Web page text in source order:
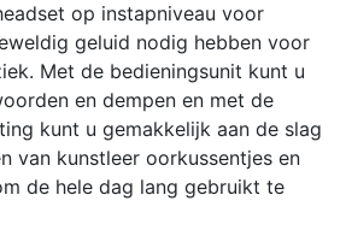
op instapniveau voor
geluid nodig hebben voor
Met de bedieningsunit kunt u
en dempen en met de
kunt u gemakkelijk aan de slag
van kunstleer oorkussentjes en
de hele dag lang gebruikt te